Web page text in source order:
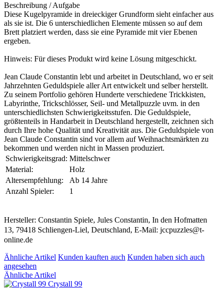
Beschreibung / Aufgabe
Diese Kugelpyramide in dreieckiger Grundform sieht einfacher aus
als sie ist. Die 6 unterschiedlichen Elemente müssen so auf dem
Brett platziert werden, dass sie eine Pyramide mit vier Ebenen
ergeben.
Hinweis: Für dieses Produkt wird keine Lösung mitgeschickt.
Jean Claude Constantin lebt und arbeitet in Deutschland, wo er seit
Jahrzehnten Geduldspiele aller Art entwickelt und selber herstellt.
Zu seinem Portfolio gehören Hunderte verschiedene Trickkisten,
Labyrinthe, Trickschlösser, Seil- und Metallpuzzle uvm. in den
unterschiedlichsten Schwierigkeitsstufen. Die Geduldspiele,
größtenteils in Handarbeit in Deutschland hergestellt, zeichnen sich
durch Ihre hohe Qualität und Kreativität aus. Die Geduldspiele von
Jean Claude Constantin sind vor allem auf Weihnachtsmärkten zu
bekommen und werden nicht in Massen produziert.
Schwierigkeitsgrad: Mittelschwer
Material:
Holz
Altersempfehlung:
Ab 14 Jahre
Anzahl Spieler:
1
Hersteller: Constantin Spiele, Jules Constantin, In den Hofmatten
13, 79418 Schliengen-Liel, Deutschland, E-Mail: jccpuzzles@t-
online.de
Ähnliche Artikel Kunden kauften auch Kunden haben sich auch
angesehen
Ähnliche Artikel
Crystall 99